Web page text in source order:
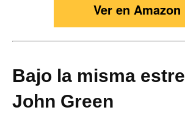
Ver en Amazon
Bajo la misma
John Green